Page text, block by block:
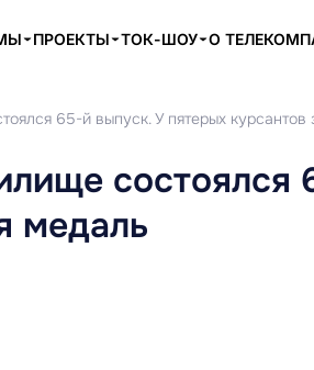
ПРОЕКТЫ ТОК-ШОУ О
65-й выпуск. У пятерых курсантов
состоялся
медаль